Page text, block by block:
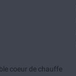
coeur de chauffe